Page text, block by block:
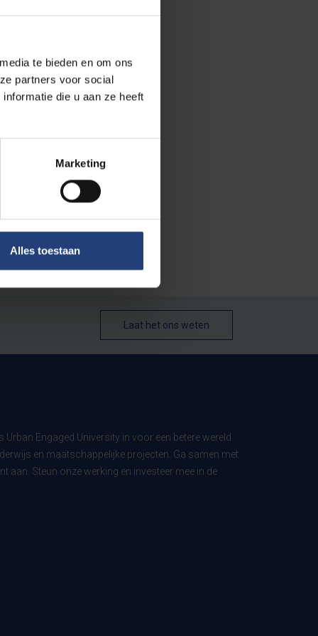
te bieden en om ons
partners voor social
die u aan ze heeft
Marketing
Alles toestaan
Laat het ons weten
Urban Engaged University in voor een betere wereld
en maatschappelijke projecten. Ga samen met
aan. Steun onze werking en investeer mee in de